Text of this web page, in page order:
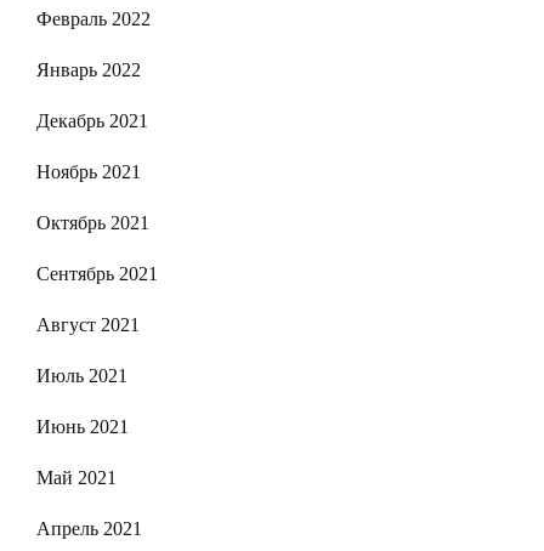
Февраль 2022
Январь 2022
Декабрь 2021
Ноябрь 2021
Октябрь 2021
Сентябрь 2021
Август 2021
Июль 2021
Июнь 2021
Май 2021
Апрель 2021